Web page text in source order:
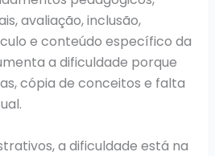
avaliação, inclusão,
e conteúdo específico da
a dificuldade porque
cópia de conceitos e falta
a dificuldade está na